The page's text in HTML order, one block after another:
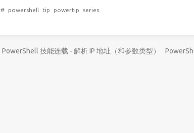
# powershell tip powertip series
PowerShell 技能连载 - 解析 IP 地址（和参数类型）